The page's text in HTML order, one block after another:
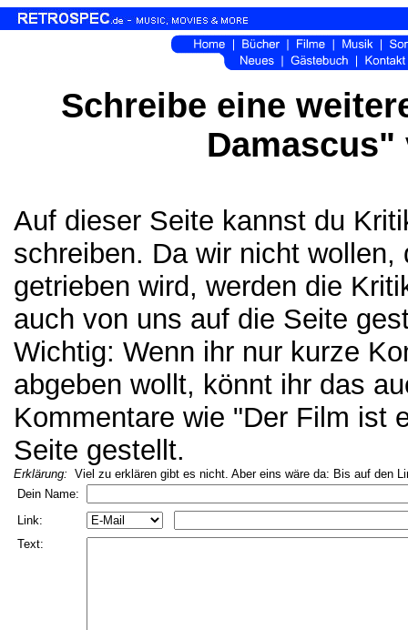
Schreibe eine
Auf dieser Seite kannst du
schreiben. Da wir nicht
getrieben wird, werden die
auch von uns auf die Seite
Wichtig: Wenn ihr nur kurze
abgeben wollt, könnt ihr das
Kommentare wie "Der Film ist
Seite gestellt.
Erklärung: Viel zu erklären gibt es nicht. Aber eins wäre da: Bis auf den
Dein Name:
Link:
Text: